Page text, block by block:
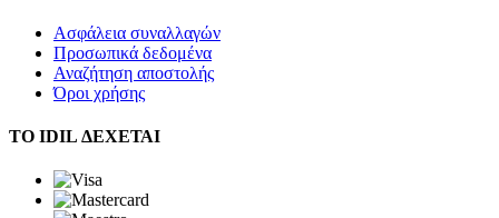
Ασφάλεια συναλλαγών
Προσωπικά δεδομένα
Αναζήτηση αποστολής
Όροι χρήσης
ΤΟ IDIL ΔΕΧΕΤΑΙ